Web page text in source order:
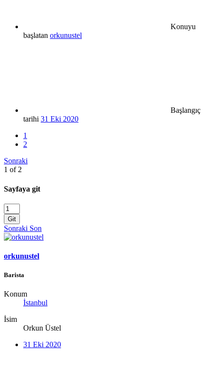
Konuyu
başlatan orkunustel
Başlangıç
tarihi 31 Eki 2020
1
2
Sonraki
1 of 2
Sayfaya git
Git
Sonraki Son
orkunustel
Barista
Konum
İstanbul
İsim
Orkun Üstel
31 Eki 2020